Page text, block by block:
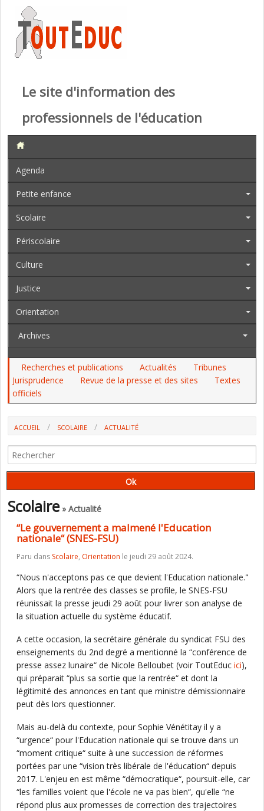
Le site d'information des
professionnels de l'éducation
Agenda
Petite enfance
Scolaire
Périscolaire
Culture
Justice
Orientation
Archives
Recherches et publications Actualités
Tribunes
Jurisprudence
Revue de la presse et des sites
Textes
officiels
ACCUEIL SCOLAIRE
ACTUALITÉ
FSU)
Scolaire» Actualité
“Le gouvernement a malmené l'Education
nationale“ (SNES-FSU)
Paru dans Scolaire, Orientation le jeudi 29 août 2024.
“Nous n'acceptons pas ce que devient l'Education nationale."
Alors que la rentrée des classes se profile, le SNES-FSU
réunissait la presse jeudi 29 août pour livrer son analyse de
la situation actuelle du système éducatif.
A cette occasion, la secrétaire générale du syndicat FSU des
enseignements du 2nd degré a mentionné la “conférence de
presse assez lunaire“ de Nicole Belloubet (voir ToutEduc ici),
qui préparait “plus sa sortie que la rentrée“ et dont la
légitimité des annonces en tant que ministre démissionnaire
peut dès lors questionner.
Mais au-delà du contexte, pour Sophie Vénétitay il y a
“urgence“ pour l'Education nationale qui se trouve dans un
“moment critique“ suite à une succession de réformes
portées par une “vision très libérale de l'éducation“ depuis
2017. L'enjeu en est même “démocratique“, poursuit-elle, car
“les familles voient que l'école ne va pas bien“, qu'elle “ne
répond plus aux promesses de correction des trajectoires